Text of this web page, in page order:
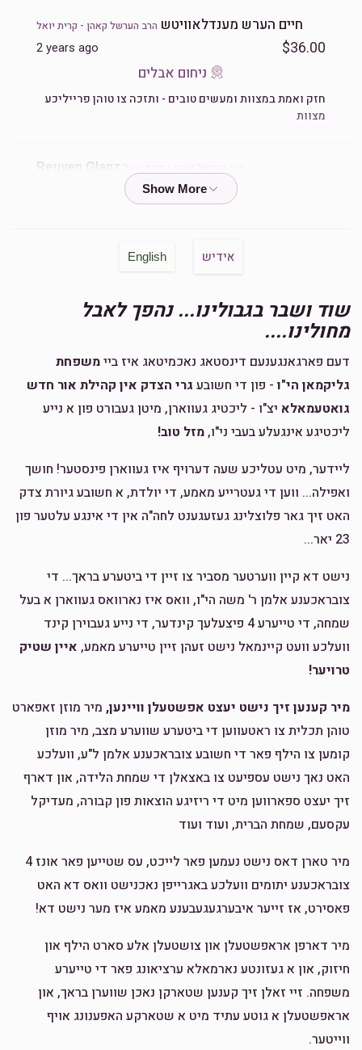
חיים הערש מענדלאוויטש הרב הערשל קאהן - קרית יואל
2 years ago
$36.00
ניחום אבלים
חזק ואמת במצוות ומעשים טובים - ותזכה צו טוהן פרייליכע
מצוות
Reuven Glanz
Nechama Neuman
2 years ago
$100.00
Anonymous
Anonymous הרב הערשל קאהן - קרית יואל
2 years ago
$5.00
English אידיש
שוד ושבר בגבולינו... נהפך לאבל
מחולינו....
דעם פארגאנגענעם דינסטאג נאכמיטאג איז ביימשפחת
גליקמאן הי"ו - פון די חשובע גרי הצדק אין קהילת אור חדש
גואטעמאלא יצ"ו - ליכטיג געווארן, מיטן געבורט פון א נייע
ליכטיגע אינגעלע בעבי ני"ו,מזל טוב!
ליידער, מיט עטליכע שעה דערויף איז געווארן פינסטער! חושך
ואפילה... ווען די געטרייע מאמע, די יולדת, א חשובע גיורת צדק
האט זיך גאר פלוצלינג געזעגענט לחה"ה אין די אינגע עלטער פון
23 יאר...
נישט דא קיין ווערטער מסביר צו זיין די ביטערע בראך... די
צובראכענע אלמן ר' משה הי"ו, וואס איז נארוואס געווארן א בעל
שמחה, די טייערע 4 פיצעלעך קינדער, די נייע געבוירן קינד
וועלכע וועט קיינמאל נישט זעהן זיין טייערע מאמע, איין שטיק
טרויער!
מיר קענען זיך נישט יעצט אפשטעלן וויינען, מיר מוזן זאפארט
טוהן תכלית צו ראטעווען די ביטערע שווערע מצב, מיר מוזן
קומען צו הילף פאר די חשובע צובראכענע אלמן ל"ע, וועלכע
האט נאך נישט עספיעט צו באצאלן די שמחת הלידה, און דארף
זיך יעצט ספארווען מיט די ריזיגע הוצאות פון קבורה, מעדיקל
עקסעם, שמחת הברית, ועוד ועוד
מיר טארן דאס נישט נעמען פאר לייכט, עס שטייען פאר אונז 4
צובראכענע יתומים וועלכע באגרייפן נאכנישט וואס דא האט
פאסירט, אז זייער איבערגעגעבענע מאמע איז מער נישט דא!
מיר דארפן אראפשטעלן און צושטעלן אלע סארט הילף און
חיזוק, און א געזונטע נארמאלא ערציאונג פאר די טייערע
משפחה. זיי זאלן זיך קענען שטארקן נאכן שווערן בראך, און
אראפשטעלן א גוטע עתיד מיט א שטארקע האפענונג אויף
ווייטער.